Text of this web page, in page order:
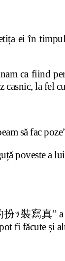
ei în
ca fiind
la fel
să fac
poveste a
ｯ裝寫真”
fi făcute și